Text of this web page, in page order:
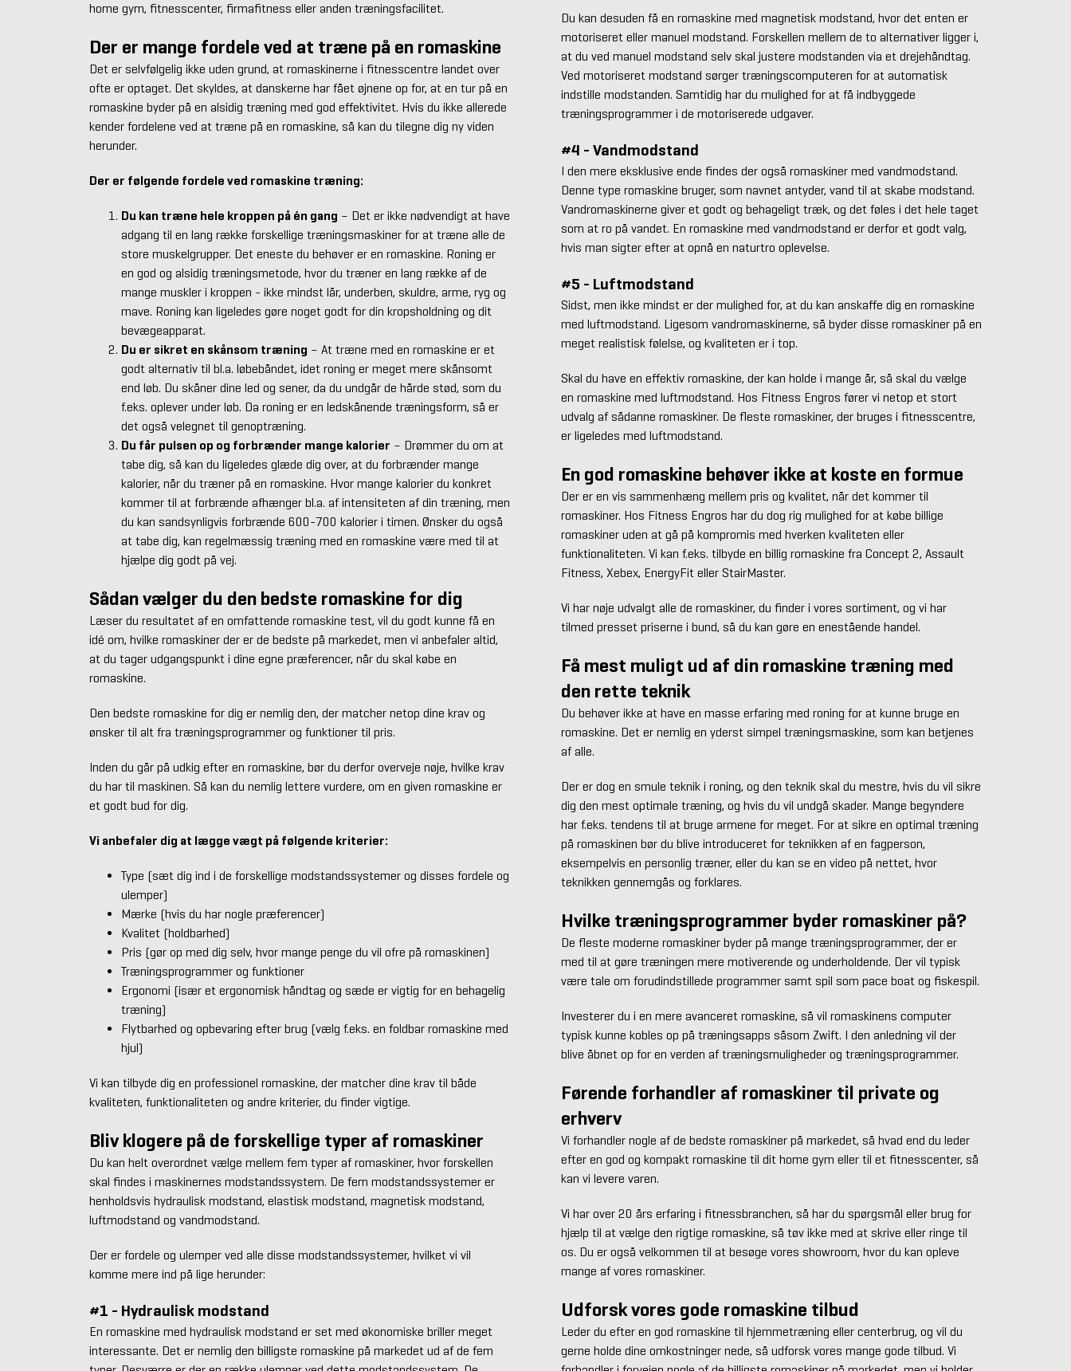
home gym, fitnesscenter, firmafitness eller anden træningsfacilitet.
Der er mange fordele ved at træne på en romaskine
Det er selvfølgelig ikke uden grund, at romaskinerne i fitnesscentre landet over
ofte er optaget. Det skyldes, at danskerne har fået øjnene op for, at en tur på en
romaskine byder på en alsidig træning med god effektivitet. Hvis du ikke allerede
kender fordelene ved at træne på en romaskine, så kan du tilegne dig ny viden
herunder.
Der er følgende fordele ved romaskine træning:
Du kan træne hele kroppen på én gang – Det er ikke nødvendigt at have
adgang til en lang række forskellige træningsmaskiner for at træne alle de
store muskelgrupper. Det eneste du behøver er en romaskine. Roning er
en god og alsidig træningsmetode, hvor du træner en lang række af de
mange muskler i kroppen - ikke mindst lår, underben, skuldre, arme, ryg og
mave. Roning kan ligeledes gøre noget godt for din kropsholdning og dit
bevægeapparat.
Du er sikret en skånsom træning – At træne med en romaskine er et
godt alternativ til bl.a. løbebåndet, idet roning er meget mere skånsomt
end løb. Du skåner dine led og sener, da du undgår de hårde stød, som du
f.eks. oplever under løb. Da roning er en ledskånende træningsform, så er
det også velegnet til genoptræning.
Du får pulsen op og forbrænder mange kalorier – Drømmer du om at
tabe dig, så kan du ligeledes glæde dig over, at du forbrænder mange
kalorier, når du træner på en romaskine. Hvor mange kalorier du konkret
kommer til at forbrænde afhænger bl.a. af intensiteten af din træning, men
du kan sandsynligvis forbrænde 600-700 kalorier i timen. Ønsker du også
at tabe dig, kan regelmæssig træning med en romaskine være med til at
hjælpe dig godt på vej.
Sådan vælger du den bedste romaskine for dig
Læser du resultatet af en omfattende romaskine test, vil du godt kunne få en
idé om, hvilke romaskiner der er de bedste på markedet, men vi anbefaler altid,
at du tager udgangspunkt i dine egne præferencer, når du skal købe en
romaskine.
Den bedste romaskine for dig er nemlig den, der matcher netop dine krav og
ønsker til alt fra træningsprogrammer og funktioner til pris.
Inden du går på udkig efter en romaskine, bør du derfor overveje nøje, hvilke krav
du har til maskinen. Så kan du nemlig lettere vurdere, om en given romaskine er
et godt bud for dig.
Vi anbefaler dig at lægge vægt på følgende kriterier:
Type (sæt dig ind i de forskellige modstandssystemer og disses fordele og
ulemper)
Mærke (hvis du har nogle præferencer)
Kvalitet (holdbarhed)
Pris (gør op med dig selv, hvor mange penge du vil ofre på romaskinen)
Træningsprogrammer og funktioner
Ergonomi (især et ergonomisk håndtag og sæde er vigtig for en behagelig
træning)
Flytbarhed og opbevaring efter brug (vælg f.eks. en foldbar romaskine med
hjul)
Vi kan tilbyde dig en professionel romaskine, der matcher dine krav til både
kvaliteten, funktionaliteten og andre kriterier, du finder vigtige.
Bliv klogere på de forskellige typer af romaskiner
Du kan helt overordnet vælge mellem fem typer af romaskiner, hvor forskellen
skal findes i maskinernes modstandssystem. De fem modstandssystemer er
henholdsvis hydraulisk modstand, elastisk modstand, magnetisk modstand,
luftmodstand og vandmodstand.
Der er fordele og ulemper ved alle disse modstandssystemer, hvilket vi vil
komme mere ind på lige herunder:
#1 - Hydraulisk modstand
En romaskine med hydraulisk modstand er set med økonomiske briller meget
interessante. Det er nemlig den billigste romaskine på markedet ud af de fem
Du kan desuden få en romaskine med magnetisk modstand, hvor det enten er
motoriseret eller manuel modstand. Forskellen mellem de to alternativer ligger i,
at du ved manuel modstand selv skal justere modstanden via et drejehåndtag.
Ved motoriseret modstand sørger træningscomputeren for at automatisk
indstille modstanden. Samtidig har du mulighed for at få indbyggede
træningsprogrammer i de motoriserede udgaver.
#4 - Vandmodstand
I den mere eksklusive ende findes der også romaskiner med vandmodstand.
Denne type romaskine bruger, som navnet antyder, vand til at skabe modstand.
Vandromaskinerne giver et godt og behageligt træk, og det føles i det hele taget
som at ro på vandet. En romaskine med vandmodstand er derfor et godt valg,
hvis man sigter efter at opnå en naturtro oplevelse.
#5 - Luftmodstand
Sidst, men ikke mindst er der mulighed for, at du kan anskaffe dig en romaskine
med luftmodstand. Ligesom vandromaskinerne, så byder disse romaskiner på en
meget realistisk følelse, og kvaliteten er i top.
Skal du have en effektiv romaskine, der kan holde i mange år, så skal du vælge
en romaskine med luftmodstand. Hos Fitness Engros fører vi netop et stort
udvalg af sådanne romaskiner. De fleste romaskiner, der bruges i fitnesscentre,
er ligeledes med luftmodstand.
En god romaskine behøver ikke at koste en formue
Der er en vis sammenhæng mellem pris og kvalitet, når det kommer til
romaskiner. Hos Fitness Engros har du dog rig mulighed for at købe billige
romaskiner uden at gå på kompromis med hverken kvaliteten eller
funktionaliteten. Vi kan f.eks. tilbyde en billig romaskine fra Concept 2, Assault
Fitness, Xebex, EnergyFit eller StairMaster.
Vi har nøje udvalgt alle de romaskiner, du finder i vores sortiment, og vi har
tilmed presset priserne i bund, så du kan gøre en enestående handel.
Få mest muligt ud af din romaskine træning med
den rette teknik
Du behøver ikke at have en masse erfaring med roning for at kunne bruge en
romaskine. Det er nemlig en yderst simpel træningsmaskine, som kan betjenes
af alle.
Der er dog en smule teknik i roning, og den teknik skal du mestre, hvis du vil sikre
dig den mest optimale træning, og hvis du vil undgå skader. Mange begyndere
har f.eks. tendens til at bruge armene for meget. For at sikre en optimal træning
på romaskinen bør du blive introduceret for teknikken af en fagperson,
eksempelvis en personlig træner, eller du kan se en video på nettet, hvor
teknikken gennemgås og forklares.
Hvilke træningsprogrammer byder romaskiner på?
De fleste moderne romaskiner byder på mange træningsprogrammer, der er
med til at gøre træningen mere motiverende og underholdende. Der vil typisk
være tale om forudindstillede programmer samt spil som pace boat og fiskespil.
Investerer du i en mere avanceret romaskine, så vil romaskinens computer
typisk kunne kobles op på træningsapps såsom Zwift. I den anledning vil der
blive åbnet op for en verden af træningsmuligheder og træningsprogrammer.
Førende forhandler af romaskiner til private og
erhverv
Vi forhandler nogle af de bedste romaskiner på markedet, så hvad end du leder
efter en god og kompakt romaskine til dit home gym eller til et fitnesscenter, så
kan vi levere varen.
Vi har over 20 års erfaring i fitnessbranchen, så har du spørgsmål eller brug for
hjælp til at vælge den rigtige romaskine, så tøv ikke med at skrive eller ringe til
os. Du er også velkommen til at besøge vores showroom, hvor du kan opleve
mange af vores romaskiner.
Udforsk vores gode romaskine tilbud
Leder du efter en god romaskine til hjemmetræning eller centerbrug, og vil du
gerne holde dine omkostninger nede, så udforsk vores mange gode tilbud. Vi